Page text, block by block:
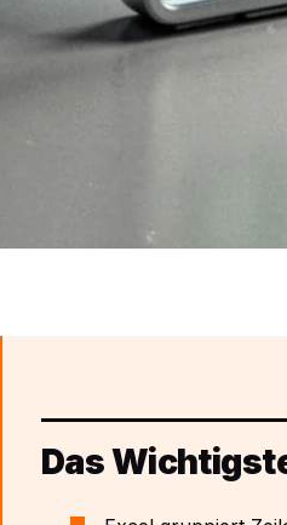
Das